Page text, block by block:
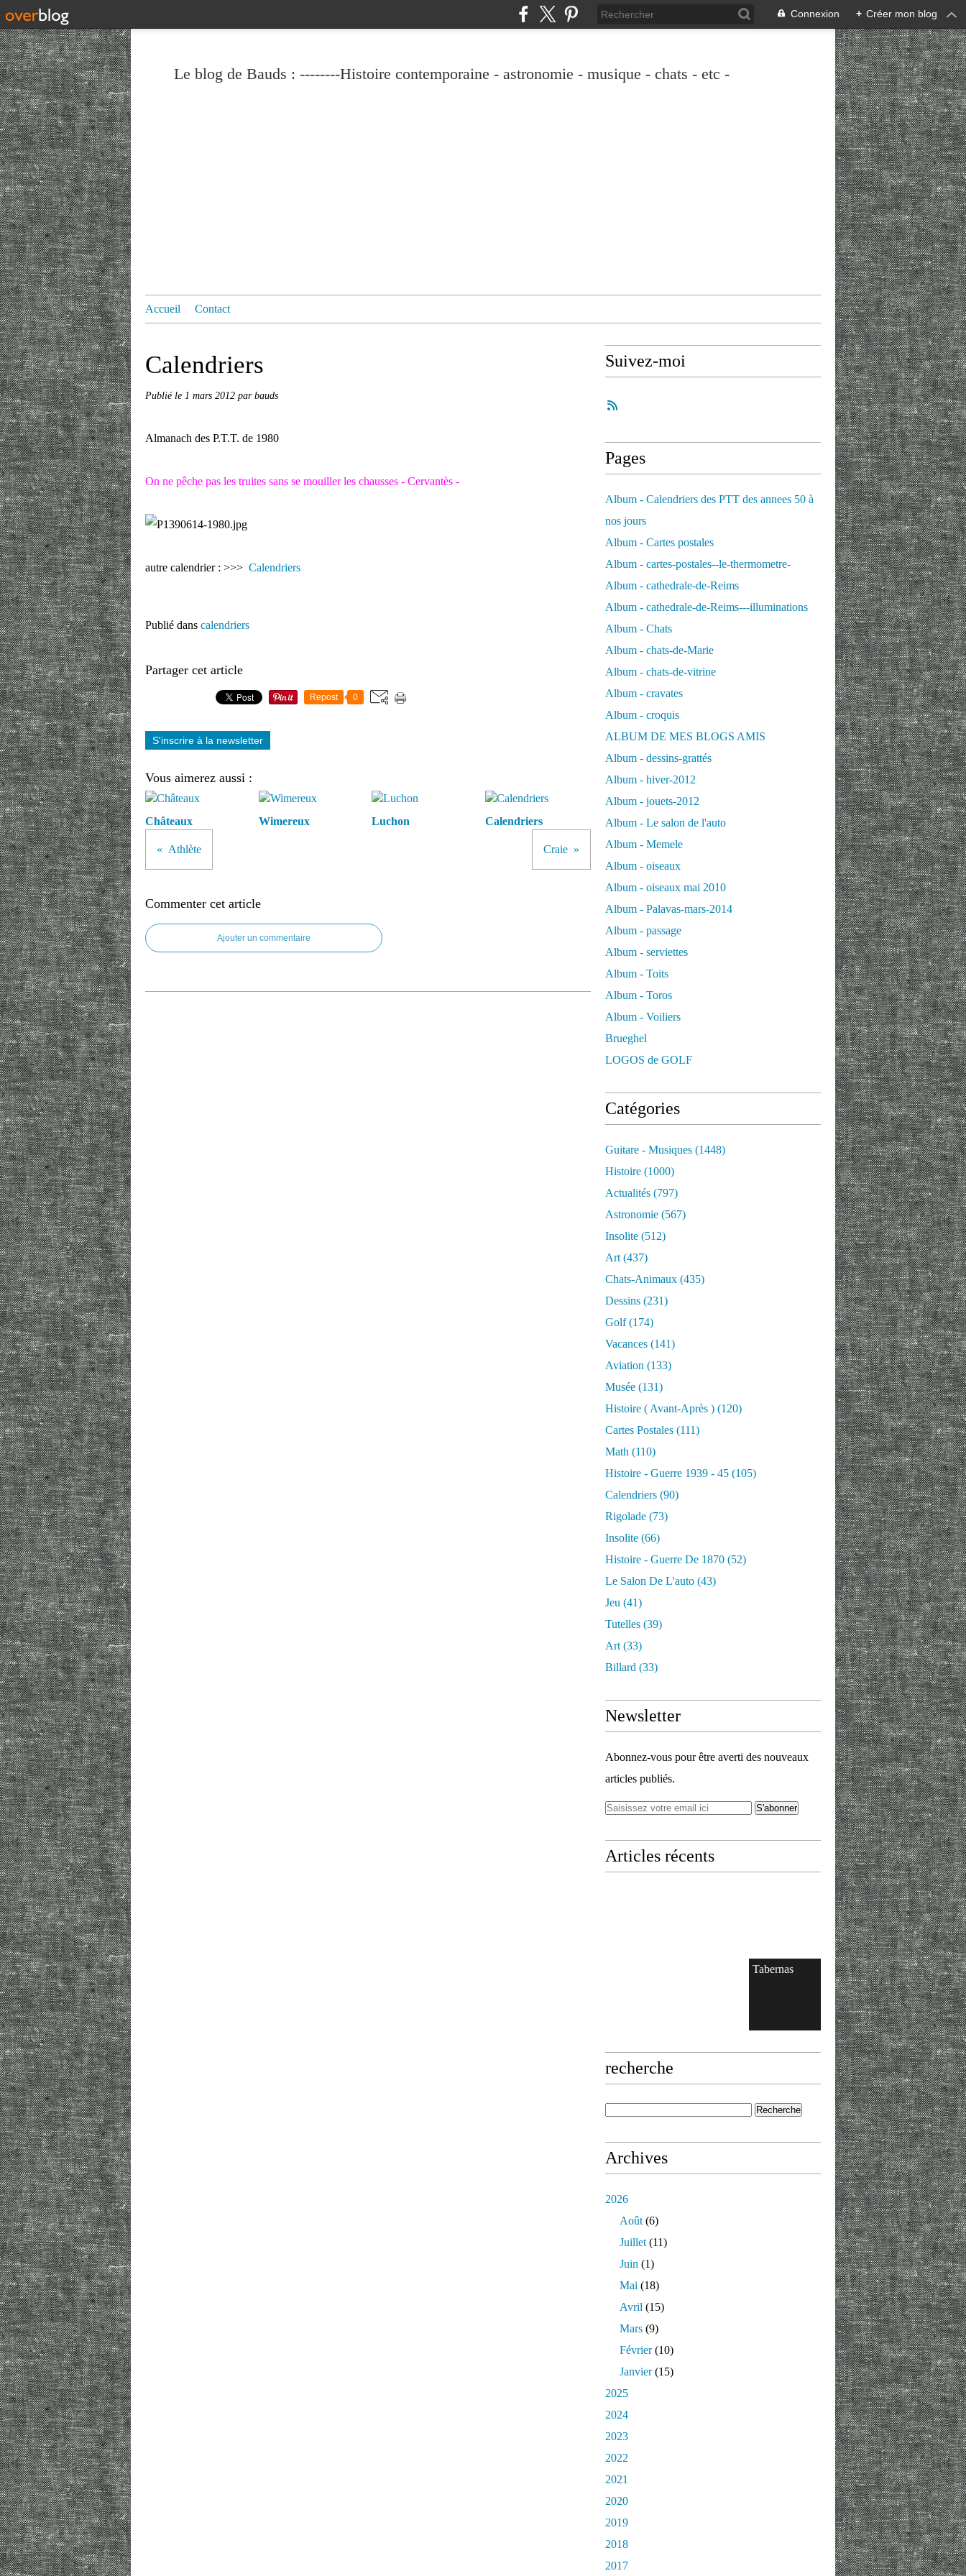
Connexion + Créer mon blog
Le blog de Bauds : --------Histoire contemporaine - astronomie - musique - chats - etc -
Accueil Contact
Calendriers
Publié le 1 mars 2012 par bauds
Almanach des P.T.T. de 1980
On ne pêche pas les truites sans se mouiller les chausses - Cervantès -
autre calendrier : >>> Calendriers
Publié dans calendriers
Partager cet article
Repost 0
S'inscrire à la newsletter
Vous aimerez aussi :
Châteaux Wimereux Luchon Calendriers
Athlète Craie
Commenter cet article
Ajouter un commentaire
Suivez-moi
Pages
Album - Calendriers des PTT des annees 50 à
nos jours
Album - Cartes postales
Album - cartes-postales--le-thermometre-
Album - cathedrale-de-Reims
Album - cathedrale-de-Reims---illuminations
Album - Chats
Album - chats-de-Marie
Album - chats-de-vitrine
Album - cravates
Album - croquis
ALBUM DE MES BLOGS AMIS
Album - dessins-grattés
Album - hiver-2012
Album - jouets-2012
Album - Le salon de l'auto
Album - Memele
Album - oiseaux
Album - oiseaux mai 2010
Album - Palavas-mars-2014
Album - passage
Album - serviettes
Album - Toits
Album - Toros
Album - Voiliers
Brueghel
LOGOS de GOLF
Catégories
Guitare - Musiques (1448)
Histoire (1000)
Actualités (797)
Astronomie (567)
Insolite (512)
Art (437)
Chats-Animaux (435)
Dessins (231)
Golf(174)
Vacances (141)
Aviation (133)
Musée (131)
Histoire ( Avant-Après ) (120)
Cartes Postales (111)
Math (110)
Histoire - Guerre 1939 - 45 (105)
Calendriers (90)
Rigolade (73)
Insolite (66)
Histoire - Guerre De 1870 (52)
Le Salon De L'auto (43)
Jeu (41)
Tutelles (39)
Art (33)
Billard (33)
Newsletter
Abonnez-vous pour être averti des nouveaux
articles publiés.
Articles récents
Tabernas
recherche
Archives
2026
Août (6)
Juillet (11)
Juin (1)
Mai (18)
Avril (15)
Mars (9)
Février(10)
Janvier(15)
2025
2024
2023
2022
2021
2020
2019
2018
2017